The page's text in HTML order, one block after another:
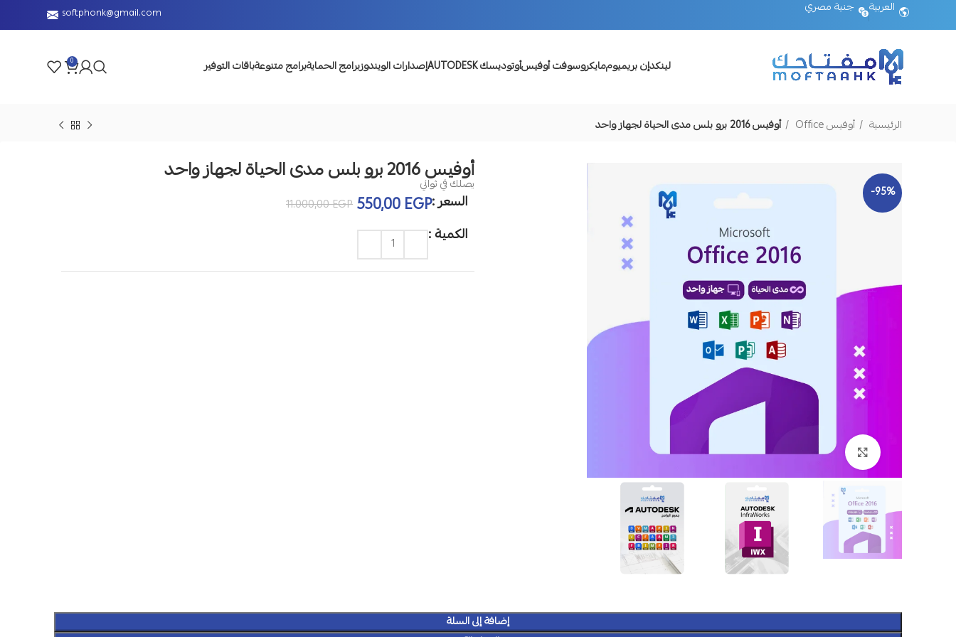
العربية جنية مصري softphonk@gmail.com
لينكدإن بريميوممايكروسوفت أوفيسأوتوديسك AUTODESK إصدارات الويندوزبرامج الحمايةبرامج متنوعةباقات التوفير 0
الرئيسية أوفيس Office أوفيس 2016 برو بلس مدى الحياة لجهاز واحد
-95%
Click to enlarge
أوفيس 2016 برو بلس مدى الحياة لجهاز واحد
يصلك في ثواني
السعر : 11.000,00EGP 550,00 EGP
الكمية :
إضافة إلى السلة